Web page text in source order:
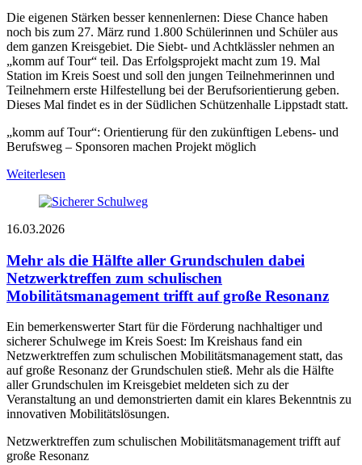
Die eigenen Stärken besser kennenlernen: Diese Chance haben
noch bis zum 27. März rund 1.800 Schülerinnen und Schüler aus
dem ganzen Kreisgebiet. Die Siebt- und Achtklässler nehmen an
„komm auf Tour“ teil. Das Erfolgsprojekt macht zum 19. Mal
Station im Kreis Soest und soll den jungen Teilnehmerinnen und
Teilnehmern erste Hilfestellung bei der Berufsorientierung geben.
Dieses Mal findet es in der Südlichen Schützenhalle Lippstadt statt.
„komm auf Tour“: Orientierung für den zukünftigen Lebens- und
Berufsweg – Sponsoren machen Projekt möglich
Weiterlesen
16.03.2026
Mehr als die Hälfte aller Grundschulen dabei
Netzwerktreffen zum schulischen
Mobilitätsmanagement trifft auf große Resonanz
Ein bemerkenswerter Start für die Förderung nachhaltiger und
sicherer Schulwege im Kreis Soest: Im Kreishaus fand ein
Netzwerktreffen zum schulischen Mobilitätsmanagement statt, das
auf große Resonanz der Grundschulen stieß. Mehr als die Hälfte
aller Grundschulen im Kreisgebiet meldeten sich zu der
Veranstaltung an und demonstrierten damit ein klares Bekenntnis zu
innovativen Mobilitätslösungen.
Netzwerktreffen zum schulischen Mobilitätsmanagement trifft auf
große Resonanz